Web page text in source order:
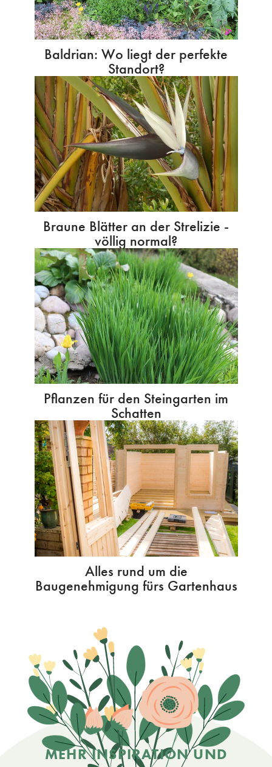
Baldrian: Wo liegt der perfekte
Standort?
Braune Blätter an der Strelizie -
völlig normal?
Pflanzen für den Steingarten im
Schatten
Alles rund um die
Baugenehmigung fürs Gartenhaus
MEHR INSPIRATION UND